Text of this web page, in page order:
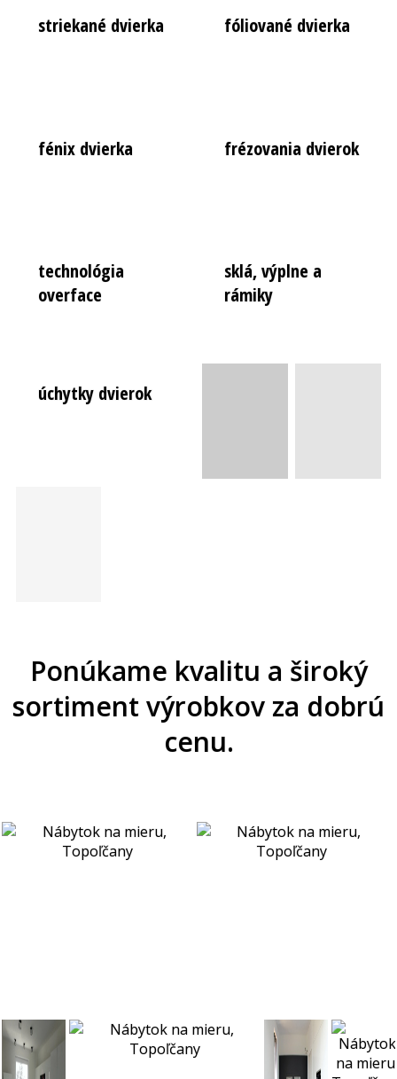
striekané dvierka fóliované dvierka
fénix dvierka frézovania dvierok
technológia
overface
sklá, výplne a
rámiky
úchytky dvierok
Ponúkame kvalitu a široký
sortiment výrobkov za dobrú
cenu.